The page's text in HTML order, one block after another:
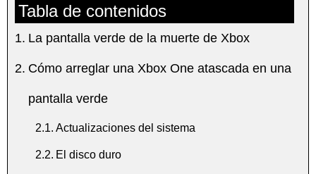
Tabla de contenidos
La pantalla verde de la muerte de Xbox
Cómo arreglar una Xbox One atascada en una
pantalla verde
Actualizaciones del sistema
El disco duro